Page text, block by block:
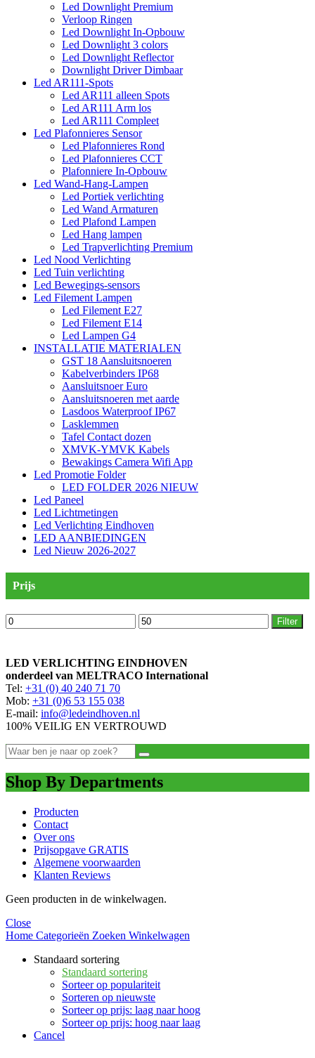
Led Downlight Premium
Verloop Ringen
Led Downlight In-Opbouw
Led Downlight 3 colors
Led Downlight Reflector
Downlight Driver Dimbaar
Led AR111-Spots
Led AR111 alleen Spots
Led AR111 Arm los
Led AR111 Compleet
Led Plafonnieres Sensor
Led Plafonnieres Rond
Led Plafonnieres CCT
Plafonniere In-Opbouw
Led Wand-Hang-Lampen
Led Portiek verlichting
Led Wand Armaturen
Led Plafond Lampen
Led Hang lampen
Led Trapverlichting Premium
Led Nood Verlichting
Led Tuin verlichting
Led Bewegings-sensors
Led Filement Lampen
Led Filement E27
Led Filement E14
Led Lampen G4
INSTALLATIE MATERIALEN
GST 18 Aansluitsnoeren
Kabelverbinders IP68
Aansluitsnoer Euro
Aansluitsnoeren met aarde
Lasdoos Waterproof IP67
Lasklemmen
Tafel Contact dozen
XMVK-YMVK Kabels
Bewakings Camera Wifi App
Led Promotie Folder
LED FOLDER 2026 NIEUW
Led Paneel
Led Lichtmetingen
Led Verlichting Eindhoven
LED AANBIEDINGEN
Led Nieuw 2026-2027
Prijs
Min.
prijs
Max.
prijs
Filter
LED VERLICHTING EINDHOVEN
onderdeel van MELTRACO International
Tel: +31 (0) 40 240 71 70
Mob: +31 (0)6 53 155 038
E-mail: info@ledeindhoven.nl
100% VEILIG EN VERTROUWD
Shop By Departments
Producten
Contact
Over ons
Prijsopgave GRATIS
Algemene voorwaarden
Klanten Reviews
Geen producten in de winkelwagen.
Close
Home Categorieën Zoeken Winkelwagen
Standaard sortering
Standaard sortering
Sorteer op populariteit
Sorteren op nieuwste
Sorteer op prijs: laag naar hoog
Sorteer op prijs: hoog naar laag
Cancel